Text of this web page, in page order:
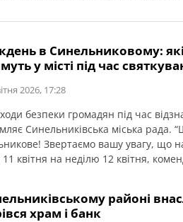
в Синельниковому:
у місті під час
2026, 17:28
безпеки громадян під час
Синельниківська міська рада.
Звертаємо вашу увагу, що
11 квітня на неділю 12 квітня,
[…]
районі
храм і банк